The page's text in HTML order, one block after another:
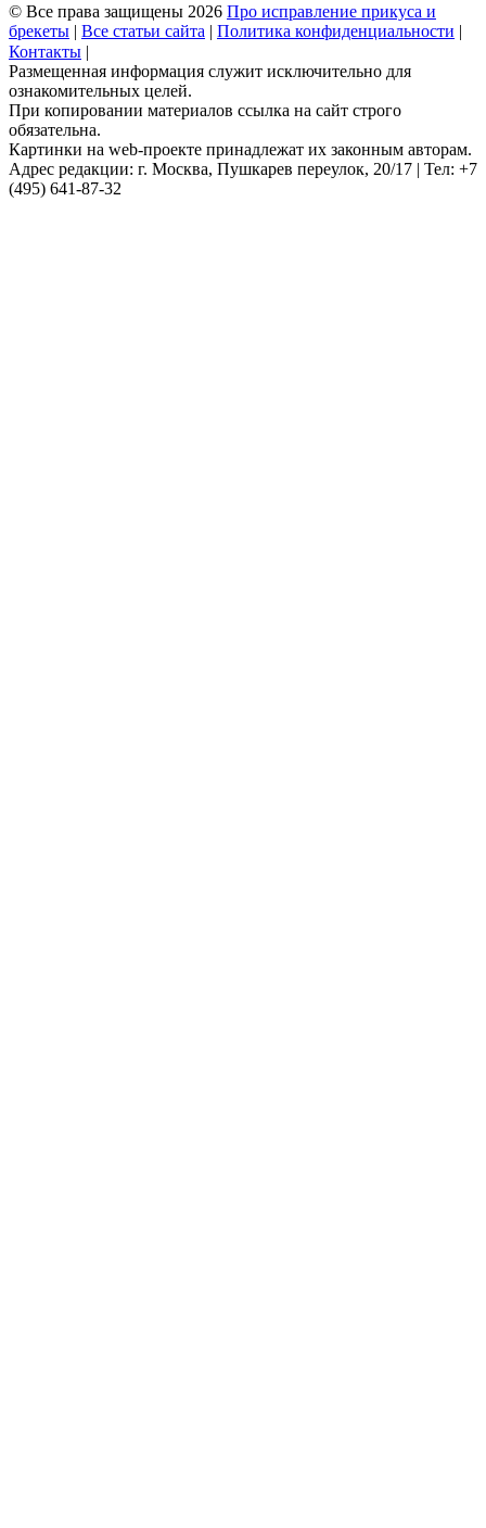
© Все права защищены 2026 Про исправление прикуса и
брекеты | Все статьи сайта | Политика конфиденциальности |
Контакты |
Размещенная информация служит исключительно для
ознакомительных целей.
При копировании материалов ссылка на сайт строго
обязательна.
Картинки на web-проекте принадлежат их законным авторам.
Адрес редакции: г. Москва, Пушкарев переулок, 20/17 | Тел: +7
(495) 641-87-32